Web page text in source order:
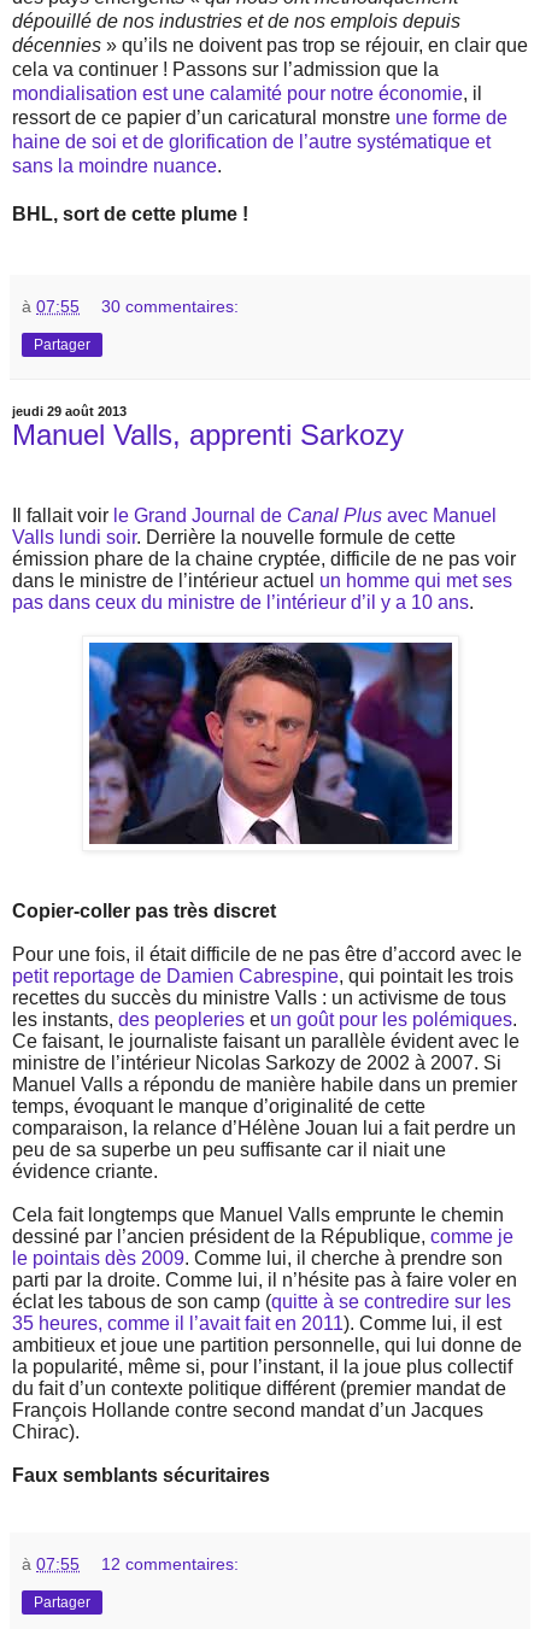
dépouillé de nos industries et de nos emplois depuis
décennies » qu’ils ne doivent pas trop se réjouir, en clair que
cela va continuer ! Passons sur l’admission que la
mondialisation est une calamité pour notre économie, il
ressort de ce papier d’un caricatural monstre une forme de
haine de soi et de glorification de l’autre systématique et
sans la moindre nuance.
BHL, sort de cette plume !
à 07:55 30 commentaires:
Partager
jeudi 29 août 2013
Manuel Valls, apprenti Sarkozy
Il fallait voir le Grand Journal de Canal Plus avec Manuel
Valls lundi soir. Derrière la nouvelle formule de cette
émission phare de la chaine cryptée, difficile de ne pas voir
dans le ministre de l’intérieur actuel un homme qui met ses
pas dans ceux du ministre de l’intérieur d’il y a 10 ans.
Copier-coller pas très discret
Pour une fois, il était difficile de ne pas être d’accord avec le
petit reportage de Damien Cabrespine, qui pointait les trois
recettes du succès du ministre Valls : un activisme de tous
les instants, des peopleries et un goût pour les polémiques.
Ce faisant, le journaliste faisant un parallèle évident avec le
ministre de l’intérieur Nicolas Sarkozy de 2002 à 2007. Si
Manuel Valls a répondu de manière habile dans un premier
temps, évoquant le manque d’originalité de cette
comparaison, la relance d’Hélène Jouan lui a fait perdre un
peu de sa superbe un peu suffisante car il niait une
évidence criante.
Cela fait longtemps que Manuel Valls emprunte le chemin
dessiné par l’ancien président de la République, comme je
le pointais dès 2009. Comme lui, il cherche à prendre son
parti par la droite. Comme lui, il n’hésite pas à faire voler en
éclat les tabous de son camp (quitte à se contredire sur les
35 heures, comme il l’avait fait en 2011). Comme lui, il est
ambitieux et joue une partition personnelle, qui lui donne de
la popularité, même si, pour l’instant, il la joue plus collectif
du fait d’un contexte politique différent (premier mandat de
François Hollande contre second mandat d’un Jacques
Chirac).
Faux semblants sécuritaires
à 07:55 12 commentaires:
Partager